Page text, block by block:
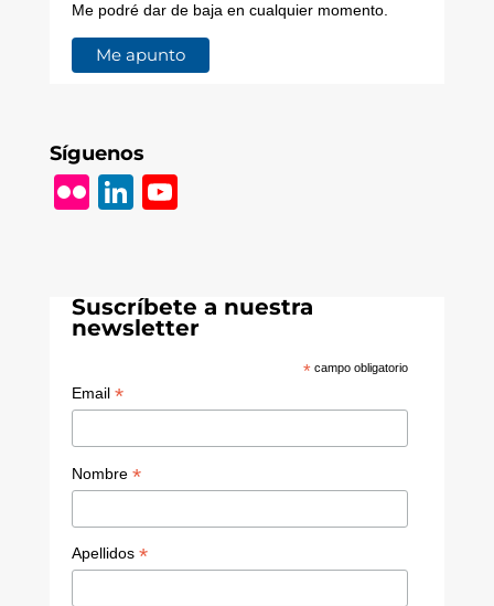
Me podré dar de baja en cualquier momento.
Síguenos
Fl
r
Li
e
dI
Y
T
u
e
C
n
Suscríbete a nuestra
newsletter
* campo obligatorio
Email *
Nombre *
Apellidos *